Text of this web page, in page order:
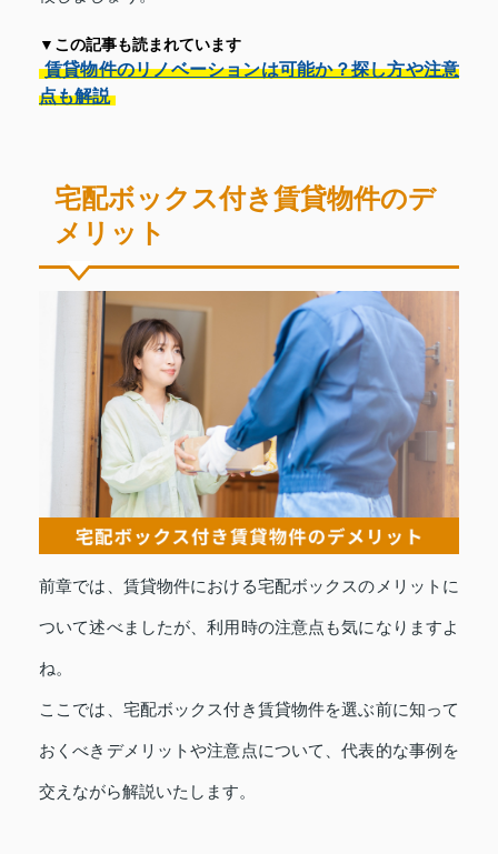
▼この記事も読まれています
賃貸物件のリノベーションは可能か？探し方や注意
点も解説
宅配ボックス付き賃貸物件のデ
メリット
前章では、賃貸物件における宅配ボックスのメリットに
ついて述べましたが、利用時の注意点も気になりますよ
ね。
ここでは、宅配ボックス付き賃貸物件を選ぶ前に知って
おくべきデメリットや注意点について、代表的な事例を
交えながら解説いたします。